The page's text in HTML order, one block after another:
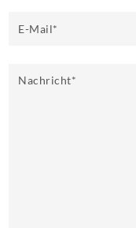
E-Mail*
Nachricht*